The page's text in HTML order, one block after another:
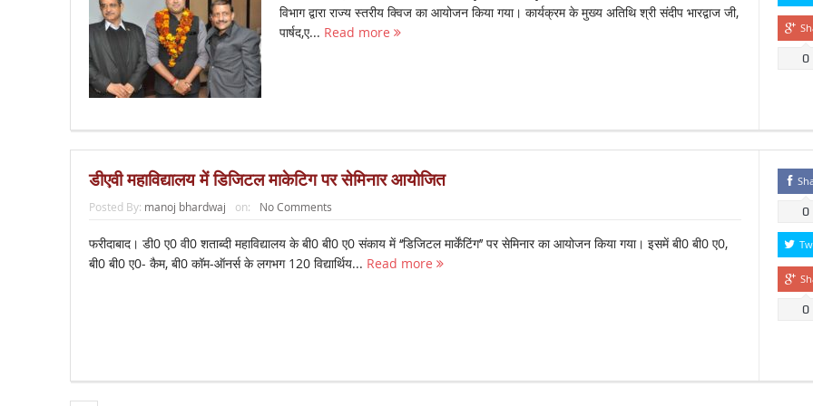
विभाग द्वारा राज्य स्तरीय क्विज का आयोजन किया गया। कार्यक्रम के मुख्य अतिथि श्री संदीप भारद्वाज जी,
पार्षद,ए... Read more
0
डीएवी महाविद्यालय में डिजिटल माकेटिग पर सेमिनार आयोजित
Posted By: manoj bhardwaj on: No Comments
फरीदाबाद। डी0 ए0 वी0 शताब्दी महाविद्यालय के बी0 बी0 ए0 संकाय में ‘‘डिजिटल मार्केंटिंग’’ पर सेमिनार का आयोजन किया गया। इसमें बी0 बी0 ए0,
बी0 बी0 ए0- कैम, बी0 कॉम-ऑनर्स के लगभग 120 विद्यार्थिय... Read more
0
0